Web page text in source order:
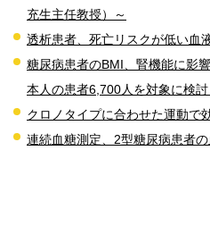
充生主任教授）～
透析患者、死亡リスクが低い血
糖尿病患者のBMI、腎機能に影
本人の患者6,700人を対象に検討
クロノタイプに合わせた運動で
連続血糖測定、2型糖尿病患者